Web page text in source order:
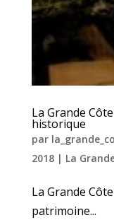
La Grande
historique
par
2018| La
La Grande
patrimoine...